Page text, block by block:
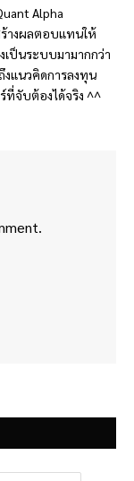
Alpha
างผลตอบแทนให้
เป็นระบบมามากกว่า
งแนวคิดการลงทุน
ที่จับต้องได้จริง ^^